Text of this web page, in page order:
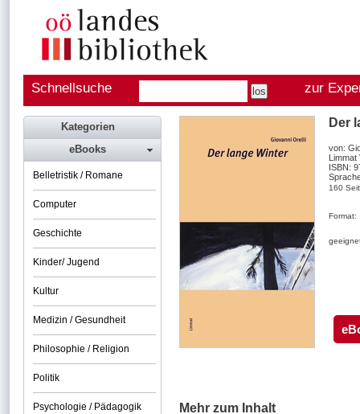
Schnellsuche zur
Der
von:
Limmat
ISBN:
160
Format:
Mehr zum Inhalt
Kategorien
eBooks
Belletristik / Romane
Computer
Geschichte
Kinder/ Jugend
Kultur
Medizin / Gesundheit
Philosophie / Religion
Politik
Psychologie / Pädagogik